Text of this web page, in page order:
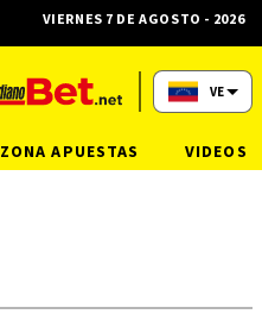
VIERNES 7 DE AGOSTO - 2026
VE
ZONA APUESTAS VIDEOS